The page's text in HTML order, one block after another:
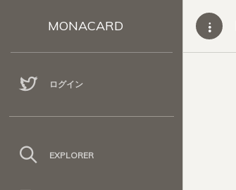
MONACARD
ログイン
EXPLORER